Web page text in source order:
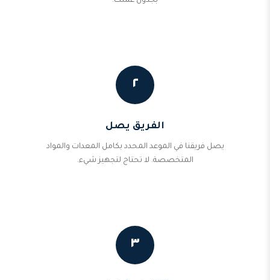
٢
الفريق يصل
يصل فريقنا في الموعد المحدد بكامل المعدات والمواد
المتخصصة. لا تحتاج لتجهيز شيء.
٣